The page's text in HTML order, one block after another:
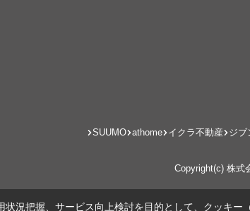
SUUMO athome イクラ不動産 ジブ
Copyright(c) 株式
況把握、サービス向上検討を目的として、クッキー